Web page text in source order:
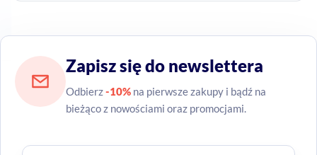
Zapisz się do newslettera
Odbierz-10% na pierwsze zakupy i bądź na
bieżąco z nowościami oraz promocjami.